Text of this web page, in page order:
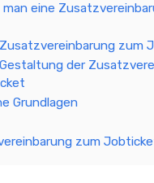
man eine
zum
der
Grundlagen
zum